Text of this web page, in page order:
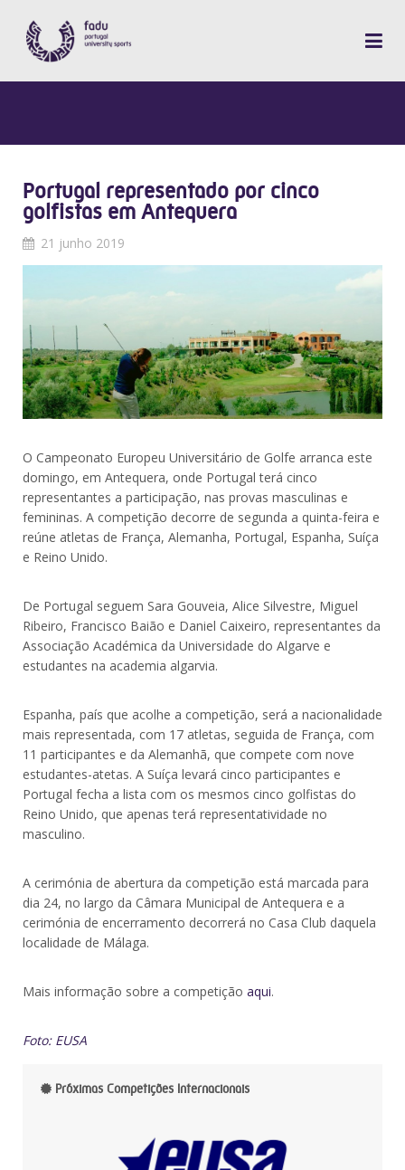
Portugal representado por cinco
golfistas em Antequera
21 junho 2019
O Campeonato Europeu Universitário de Golfe arranca este
domingo, em Antequera, onde Portugal terá cinco
representantes a participação, nas provas masculinas e
femininas. A competição decorre de segunda a quinta-feira e
reúne atletas de França, Alemanha, Portugal, Espanha, Suíça
e Reino Unido.
De Portugal seguem Sara Gouveia, Alice Silvestre, Miguel
Ribeiro, Francisco Baião e Daniel Caixeiro, representantes da
Associação Académica da Universidade do Algarve e
estudantes na academia algarvia.
Espanha, país que acolhe a competição, será a nacionalidade
mais representada, com 17 atletas, seguida de França, com
11 participantes e da Alemanhã, que compete com nove
estudantes-atetas. A Suíça levará cinco participantes e
Portugal fecha a lista com os mesmos cinco golfistas do
Reino Unido, que apenas terá representatividade no
masculino.
A cerimónia de abertura da competição está marcada para
dia 24, no largo da Câmara Municipal de Antequera e a
cerimónia de encerramento decorrerá no Casa Club daquela
localidade de Málaga.
Mais informação sobre a competição aqui.
Foto: EUSA
Próximas Competições Internacionais